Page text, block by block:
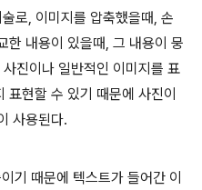
로, 이미지를 압축했을때, 손
한 내용이 있을때, 그 내용이 뭉
진이나 일반적인 이미지를 표
현할 수 있기 때문에 사진이
사용된다.
기 때문에 텍스트가 들어간 이